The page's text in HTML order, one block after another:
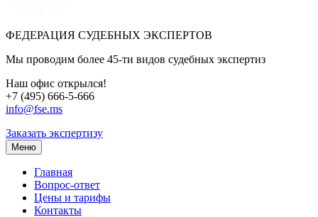
ФЕДЕРАЦИЯ СУДЕБНЫХ ЭКСПЕРТОВ
Мы проводим более 45-ти видов судебных экспертиз
Наш офис открылся!
+7 (495) 666-5-666
info@fse.ms
Заказать экспертизу
Меню
Главная
Вопрос-ответ
Цены и тарифы
Контакты